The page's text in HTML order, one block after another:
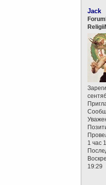
Jack
1 час
19:29